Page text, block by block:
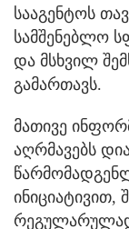
სააგენტოს
სამშენებლო
და მსხვილ
გამართავს.
მათივე
აღრმავებს
ინიციატივით,